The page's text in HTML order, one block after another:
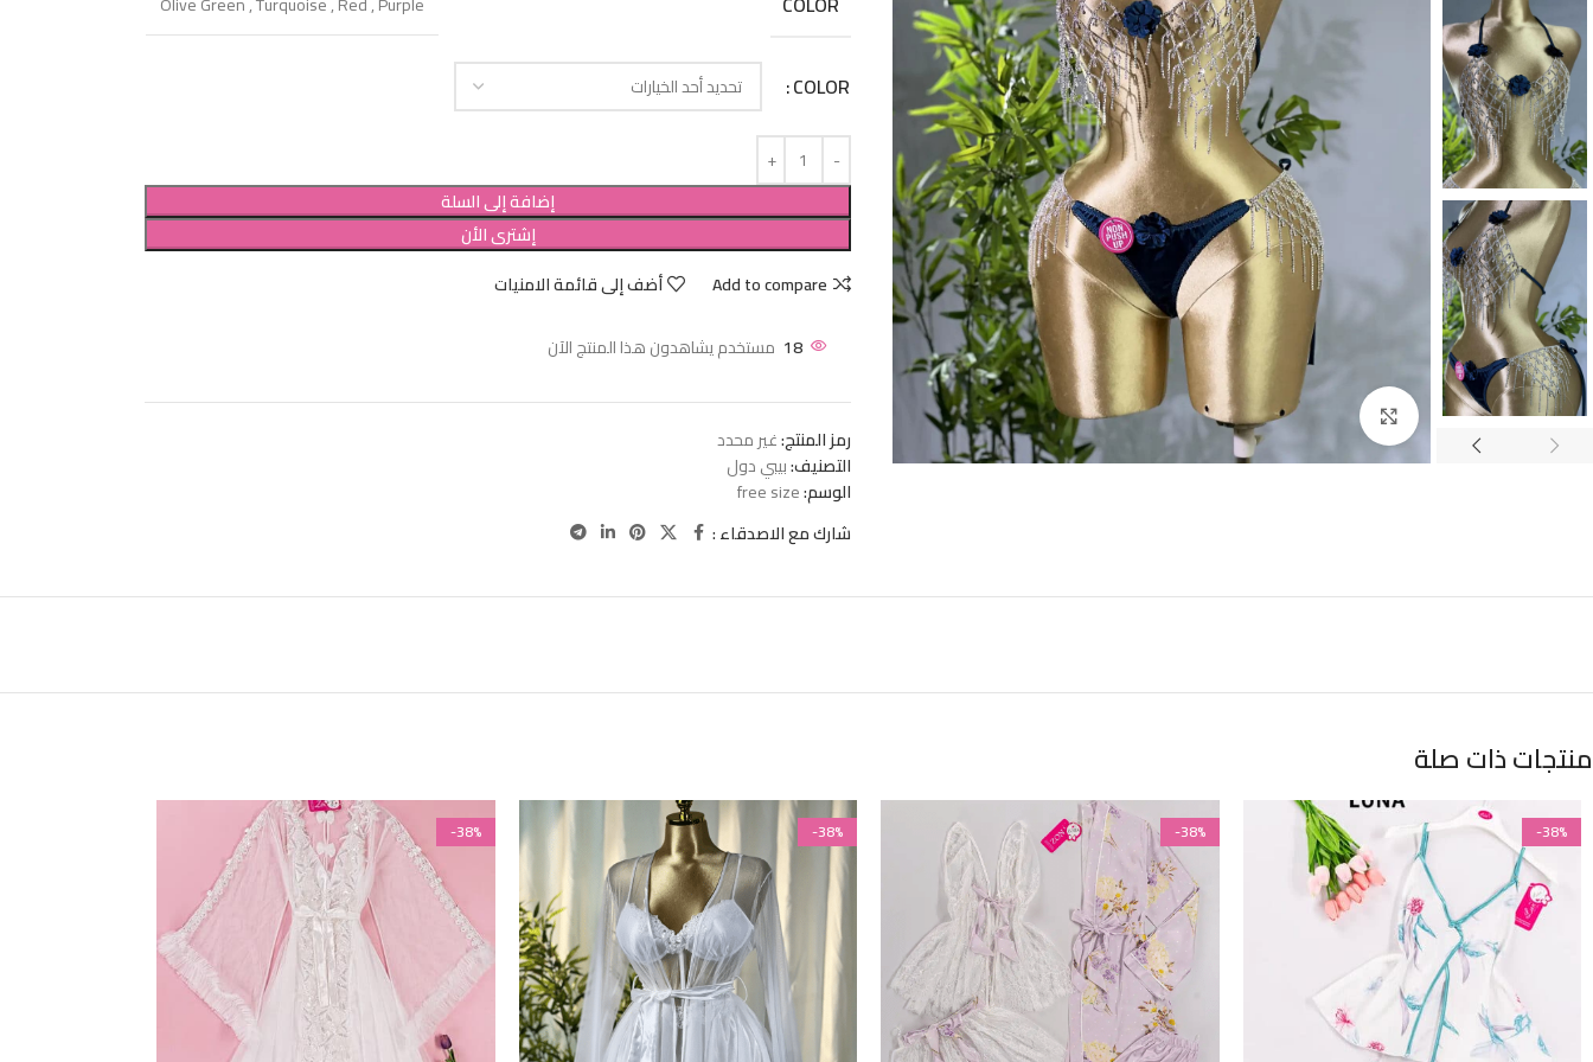
Click to enlarge
COLOR
إضافة إلى السلة
إشترى الأن
Add to compare
أضف إلى قائمة الامنيات
18 مستخدم يشاهدون هذا المنتج الآن
رمز المنتج:غير محدد
التصنيف:بيبي دول
الوسم:free size
شارك مع الاصدقاء :
منتجات ذات صلة
-38%
-38%
-38%
-38%